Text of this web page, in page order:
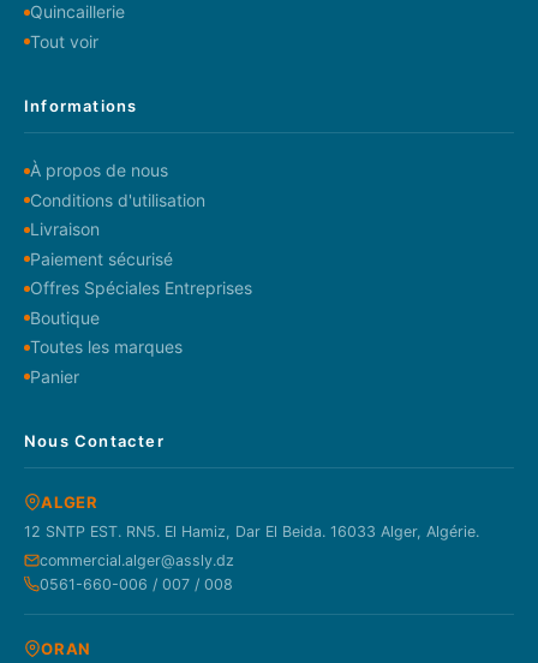
Quincaillerie
Tout voir
Informations
À propos de nous
Conditions d'utilisation
Livraison
Paiement sécurisé
Offres Spéciales Entreprises
Boutique
Toutes les marques
Panier
Nous Contacter
ALGER
12 SNTP EST. RN5. El Hamiz, Dar El Beida. 16033 Alger, Algérie.
commercial.alger@assly.dz
0561-660-006 / 007 / 008
ORAN